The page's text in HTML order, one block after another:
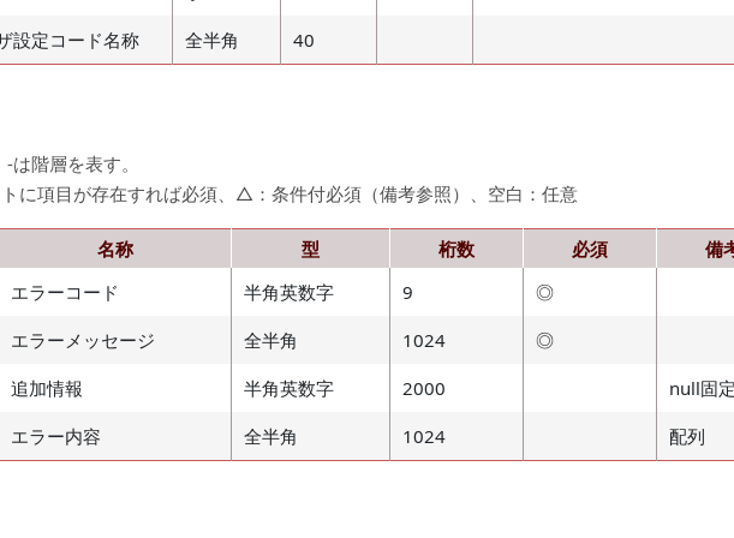
設定コード名称 全半角 40
階層を表す。
に項目が存在すれば必須、△：条件付必須（備考参照）、空白：任意
名称 型 桁数 必須
備
エラーコード 半角英数字 9
◎
エラーメッセージ 全半角 1024
◎
追加情報 半角英数字 2000
null固
エラー内容 全半角 1024 配列